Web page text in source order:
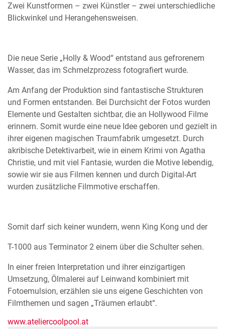
Zwei Kunstformen – zwei Künstler – zwei unterschiedliche
Blickwinkel und Herangehensweisen.
Die neue Serie „Holly & Wood“ entstand aus gefrorenem
Wasser, das im Schmelzprozess fotografiert wurde.
Am Anfang der Produktion sind fantastische Strukturen
und Formen entstanden. Bei Durchsicht der Fotos wurden
Elemente und Gestalten sichtbar, die an Hollywood Filme
erinnern. Somit wurde eine neue Idee geboren und gezielt in
ihrer eigenen magischen Traumfabrik umgesetzt. Durch
akribische Detektivarbeit, wie in einem Krimi von Agatha
Christie, und mit viel Fantasie, wurden die Motive lebendig,
sowie wir sie aus Filmen kennen und durch Digital-Art
wurden zusätzliche Filmmotive erschaffen.
Somit darf sich keiner wundern, wenn King Kong und der
T-1000 aus Terminator 2 einem über die Schulter sehen.
In einer freien Interpretation und ihrer einzigartigen
Umsetzung, Ölmalerei auf Leinwand kombiniert mit
Fotoemulsion, erzählen sie uns eigene Geschichten von
Filmthemen und sagen „Träumen erlaubt“.
www.ateliercoolpool.at